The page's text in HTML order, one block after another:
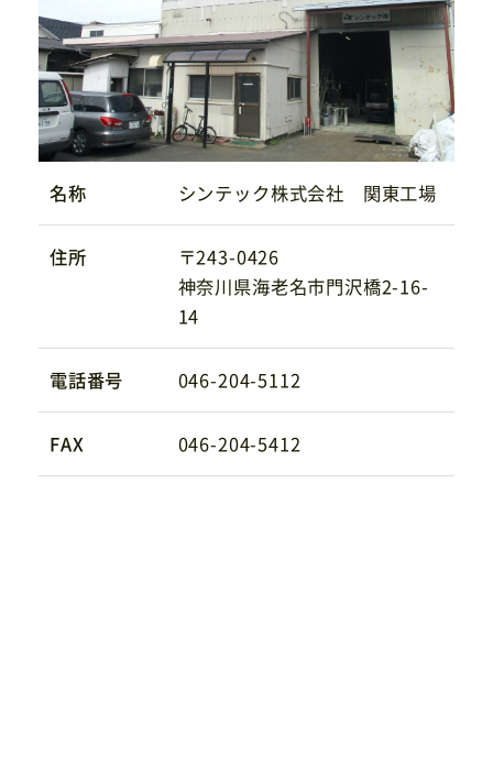
名称 シンテック株式会社 関東工場
住所
〒243-0426
神奈川県海老名市門沢橋2-16-
14
電話番号 046-204-5112
FAX 046-204-5412